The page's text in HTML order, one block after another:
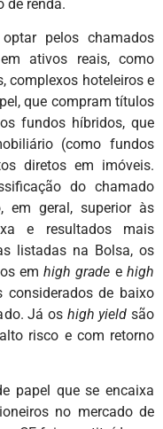
de renda.
pelos chamados
ativos reais, como
complexos hoteleiros e
que compram títulos
fundos híbridos, que
(como fundos
diretos em imóveis.
do chamado
em geral, superior às
e resultados mais
listadas na Bolsa, os
emhigh grade ehigh
considerados de baixo
Já os high yield são
risco e com retorno
papel que se encaixa
no mercado de